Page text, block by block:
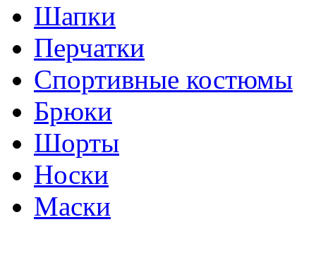
Шапки
Перчатки
Спортивные костюмы
Брюки
Шорты
Носки
Маски